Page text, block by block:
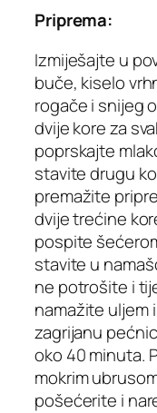
Priprema:
Izmiješajte u
buče, kiselo
rogače i snijeg
dvije kore za
poprskajte
stavite drugu
premažite
dvije trećine
pospite
stavite u
ne potrošite i
namažite uljem
zagrijanu
oko 40 minuta.
mokrim
pošećerite i